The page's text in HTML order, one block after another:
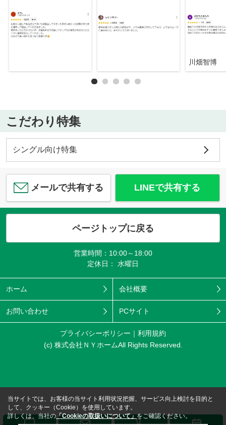
川畑智博
こだわり特集
シングル向け特集
メールで共有する LINEで共有する
ページトップに戻る
営業時間：10:00～18:00
定休日： 水曜日
ホーム 会社概要
お問い合わせ PCサイト
プライバシーポリシー
利用規約
(c) 株式会社ＮＹホームAll Rights Reserved.
当サイトでは、お客様の当サイト利用状況把握、サービス向上検討を目的と
して、クッキー（Cookie）を使用しています。
詳しくは、当社の 「Cookieの取扱いについて」をご確認ください。